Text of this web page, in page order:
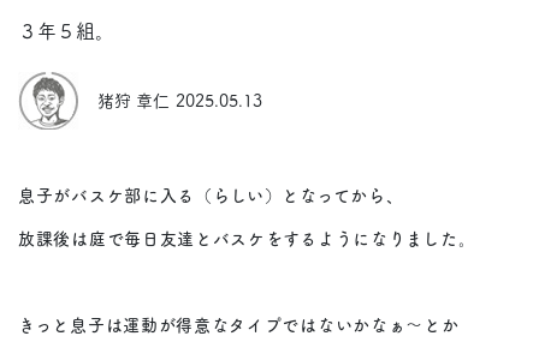
３年５組。
猪狩 章仁 2025.05.13
息子がバスケ部に入る（らしい）となってから、
放課後は庭で毎日友達とバスケをするようになりました。
きっと息子は運動が得意なタイプではないかなぁ～とか